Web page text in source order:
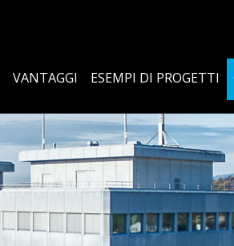
VANTAGGI ESEMPI DI PROGETTI